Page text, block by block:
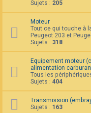
Sujets : 205
Moteur
Tout ce qui touche à
Peugeot 203 et
Sujets : 318
Equipement moteur
alimentation
Tous les
Sujets : 404
Transmission
Sujets : 163